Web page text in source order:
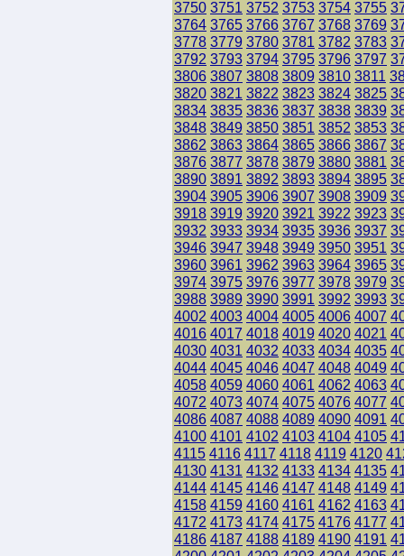
3750 3751 3752 3753 3754 3755
3764 3765 3766 3767 3768 3769
3778 3779 3780 3781 3782 3783
3792 3793 3794 3795 3796 3797
3806 3807 3808 3809 3810 3811
3820 3821 3822 3823 3824 3825
3834 3835 3836 3837 3838 3839
3848 3849 3850 3851 3852 3853
3862 3863 3864 3865 3866 3867
3876 3877 3878 3879 3880 3881
3890 3891 3892 3893 3894 3895
3904 3905 3906 3907 3908 3909
3918 3919 3920 3921 3922 3923
3932 3933 3934 3935 3936 3937
3946 3947 3948 3949 3950 3951
3960 3961 3962 3963 3964 3965
3974 3975 3976 3977 3978 3979
3988 3989 3990 3991 3992 3993
4002 4003 4004 4005 4006 4007
4016 4017 4018 4019 4020 4021
4030 4031 4032 4033 4034 4035
4044 4045 4046 4047 4048 4049
4058 4059 4060 4061 4062 4063
4072 4073 4074 4075 4076 4077
4086 4087 4088 4089 4090 4091
4100 4101 4102 4103 4104 4105
4115 4116 4117 4118 4119 4120
4130 4131 4132 4133 4134 4135
4144 4145 4146 4147 4148 4149
4158 4159 4160 4161 4162 4163
4172 4173 4174 4175 4176 4177
4186 4187 4188 4189 4190 4191